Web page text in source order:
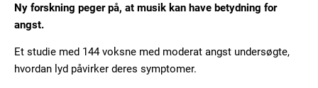
Ny forskning peger på, at musik kan have betydning for
angst.
Et studie med 144 voksne med moderat angst undersøgte,
hvordan lyd påvirker deres symptomer.